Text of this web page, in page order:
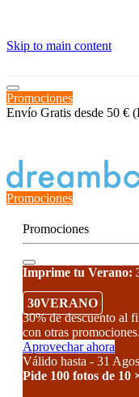
Skip to main content
Promociones
Envío Gratis desde 50 €
Promociones
Promociones
Imprime tu Verano:
30VERANO
30% de descuento al
con otras promociones.
Aprovechar ahora
Válido hasta - 31
Pide 100 fotos de 10
≡